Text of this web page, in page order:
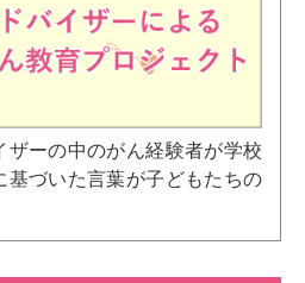
ザーの中のがん経験者が学校
基づいた言葉が子どもたちの